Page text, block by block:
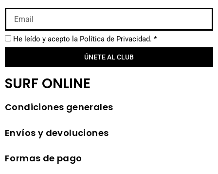
He leído y acepto la Política de Privacidad. *
ÚNETE AL CLUB
SURF ONLINE
Condiciones generales
Envíos y devoluciones
Formas de pago